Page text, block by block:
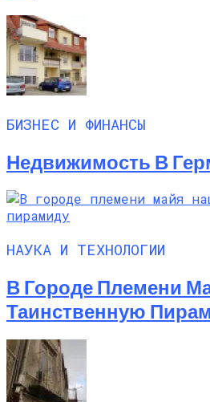
БИЗНЕС И ФИНАНСЫ
Недвижимость В
НАУКА И ТЕХНОЛОГИИ
В Городе Племени
Таинственную